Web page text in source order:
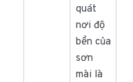
quát
nơi độ
bền của
sơn
mài là